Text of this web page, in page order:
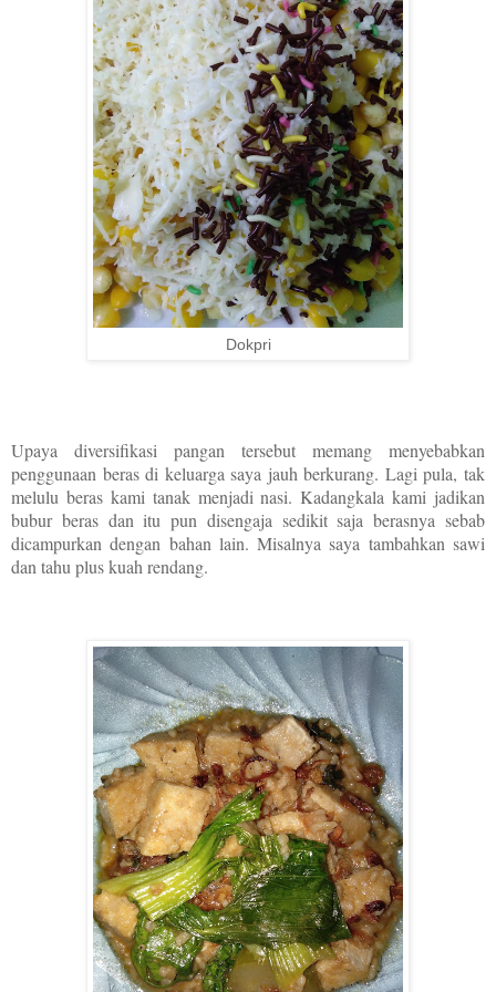
Dokpri
Upaya diversifikasi pangan tersebut memang menyebabkan
penggunaan beras di keluarga saya jauh berkurang. Lagi pula, tak
melulu beras kami tanak menjadi nasi. Kadangkala kami jadikan
bubur beras dan itu pun disengaja sedikit saja berasnya sebab
dicampurkan dengan bahan lain. Misalnya saya tambahkan sawi
dan tahu plus kuah rendang.